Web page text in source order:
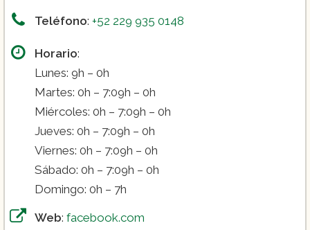
Teléfono: +52 229 935 0148
Horario:
Lunes: 9h – 0h
Martes: 0h – 7:09h – 0h
Miércoles: 0h – 7:09h – 0h
Jueves: 0h – 7:09h – 0h
Viernes: 0h – 7:09h – 0h
Sábado: 0h – 7:09h – 0h
Domingo: 0h – 7h
Web: facebook.com